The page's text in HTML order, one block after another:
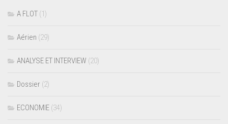
A FLOT (1)
Aérien (29)
ANALYSE ET INTERVIEW (20)
Dossier (2)
ECONOMIE (34)